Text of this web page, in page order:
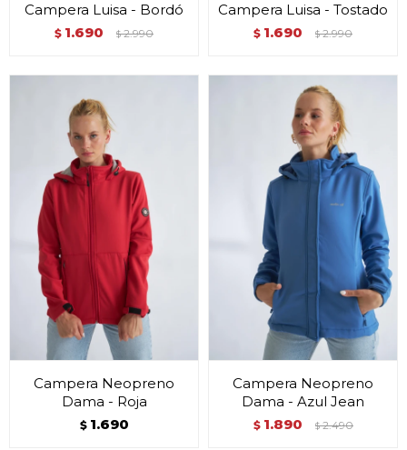
Campera Luisa - Bordó
$ 1.690 $ 2.990
Campera Luisa - Tostado
$ 1.690 $ 2.990
Campera Neopreno
Dama - Roja
$ 1.690
Campera Neopreno
Dama - Azul Jean
$ 1.890 $ 2.490